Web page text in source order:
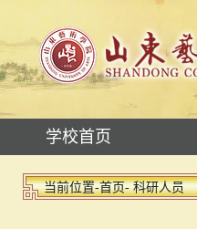
学校首页
当前位置-首页- 科研人员